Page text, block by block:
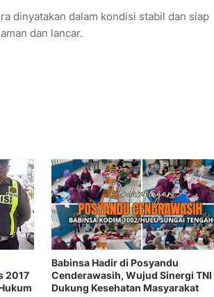
dinyatakan dalam kondisi stabil dan siap
dan lancar.
2017
Babinsa Hadir di Posyandu
Cenderawasih, Wujud Sinergi TNI
Dukung Kesehatan Masyarakat